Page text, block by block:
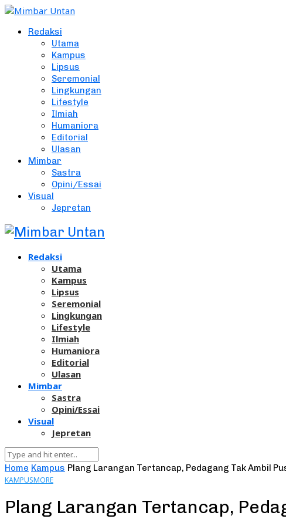
Redaksi
Utama
Kampus
Lipsus
Seremonial
Lingkungan
Lifestyle
Ilmiah
Humaniora
Editorial
Ulasan
Mimbar
Sastra
Opini/Essai
Visual
Jepretan
Redaksi
Utama
Kampus
Lipsus
Seremonial
Lingkungan
Lifestyle
Ilmiah
Humaniora
Editorial
Ulasan
Mimbar
Sastra
Opini/Essai
Visual
Jepretan
Home Kampus Plang Larangan Tertancap, Pedagang Tak Ambil
KAMPUSMORE
Plang Larangan Tertancap,